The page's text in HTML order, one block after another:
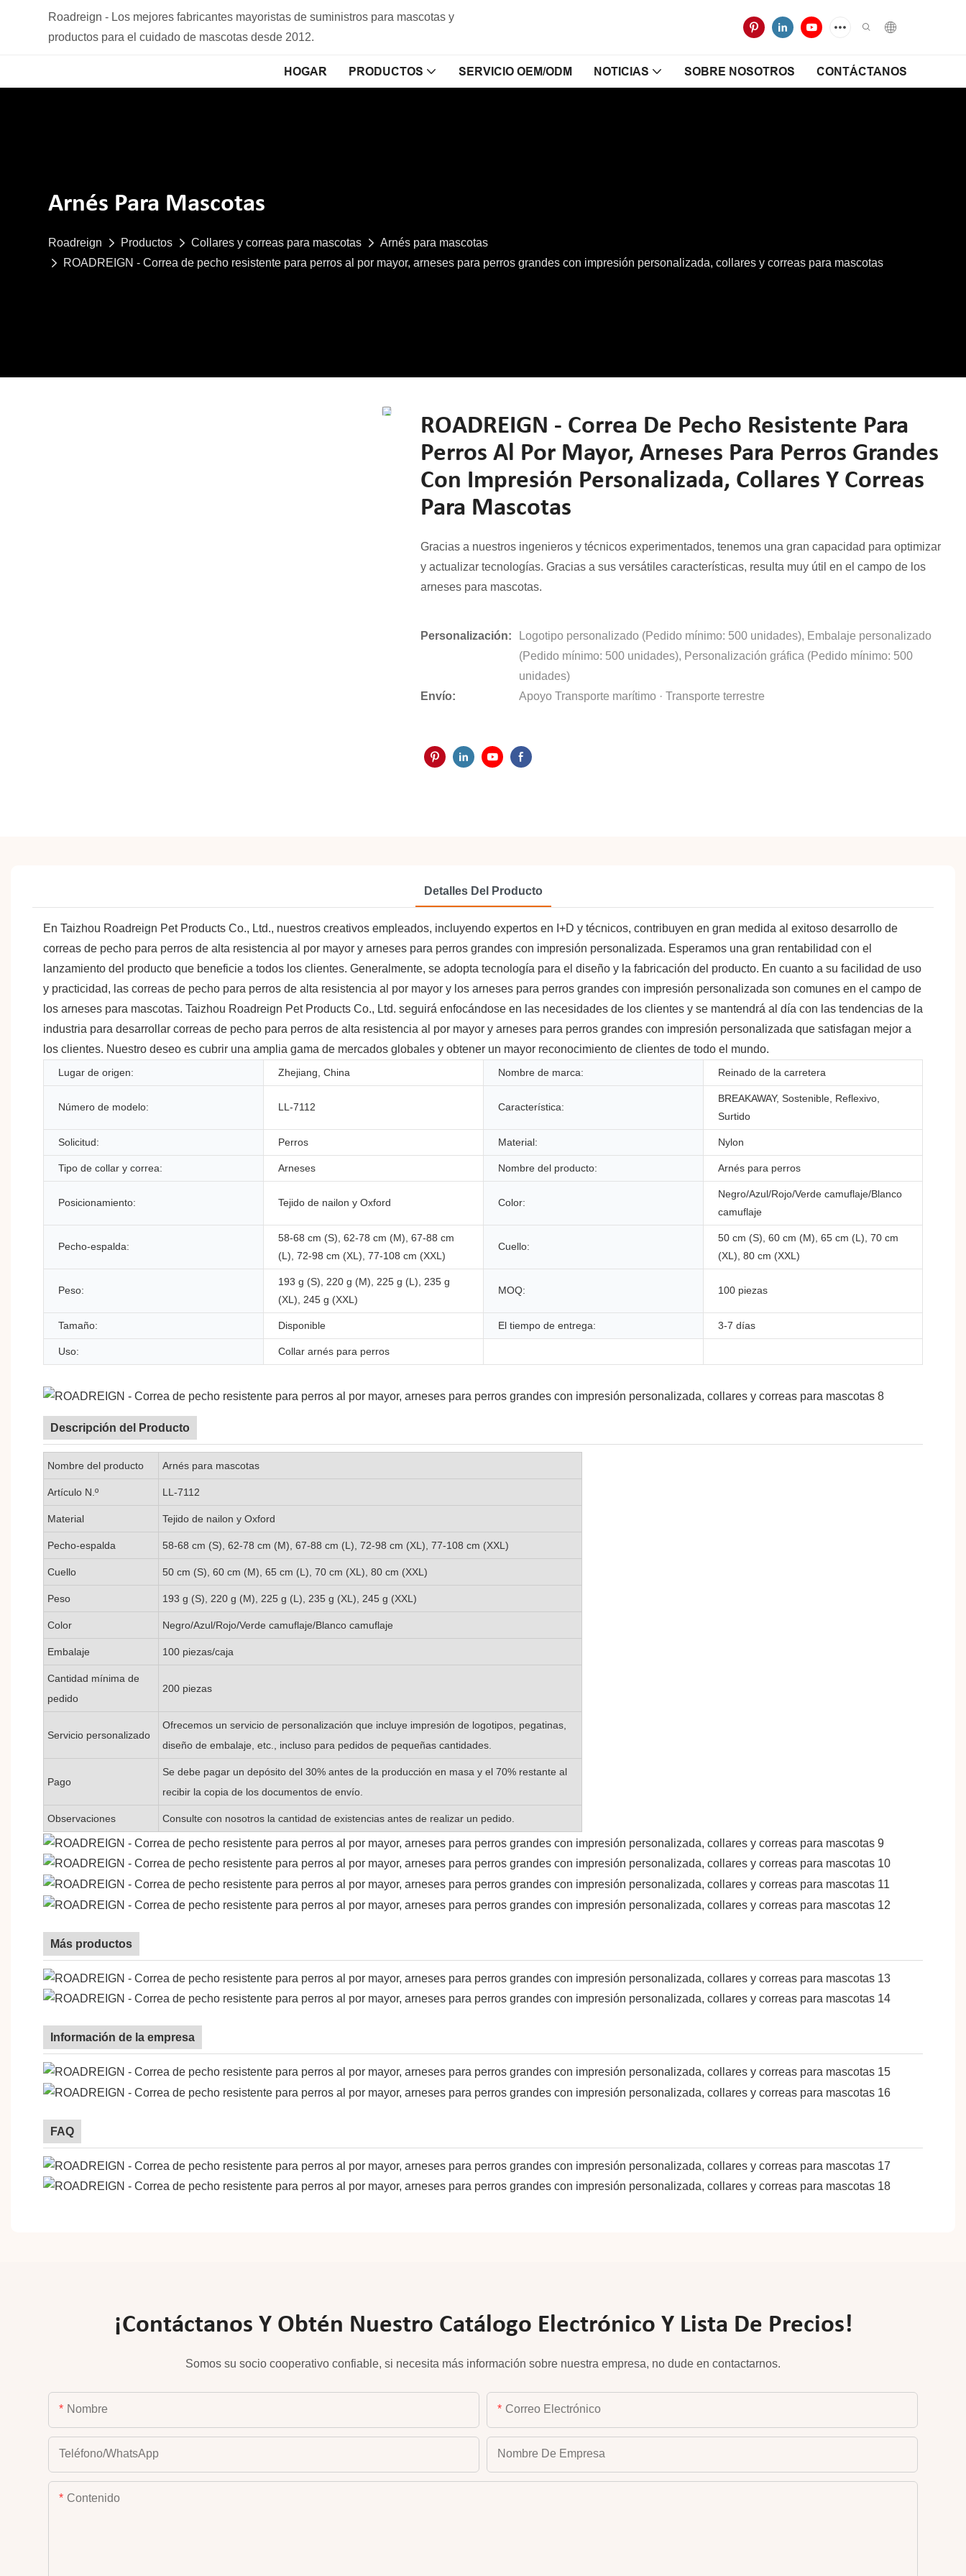
Roadreign - Los mejores fabricantes mayoristas de suministros para mascotas y
productos para el cuidado de mascotas desde 2012.
HOGAR PRODUCTOS SERVICIO OEM/ODM NOTICIAS SOBRE NOSOTROS CONTÁCTANOS
Arnés Para Mascotas
Roadreign Productos Collares y correas para mascotas
Arnés para mascotas
ROADREIGN - Correa de pecho resistente para perros al por mayor, arneses para perros grandes con impresión personalizada, collares y correas para mascotas
ROADREIGN - Correa De Pecho Resistente Para
Perros Al Por Mayor, Arneses Para Perros Grandes
Con Impresión Personalizada, Collares Y Correas
Para Mascotas
Gracias a nuestros ingenieros y técnicos experimentados, tenemos una gran capacidad para optimizar
y actualizar tecnologías. Gracias a sus versátiles características, resulta muy útil en el campo de los
arneses para mascotas.
Personalización:
Logotipo personalizado (Pedido mínimo: 500 unidades), Embalaje personalizado
(Pedido mínimo: 500 unidades), Personalización gráfica (Pedido mínimo: 500
unidades)
Envío:
Apoyo Transporte marítimo · Transporte terrestre
Detalles Del Producto
En Taizhou Roadreign Pet Products Co., Ltd., nuestros creativos empleados, incluyendo expertos en I+D y técnicos, contribuyen en gran medida al exitoso desarrollo de
correas de pecho para perros de alta resistencia al por mayor y arneses para perros grandes con impresión personalizada. Esperamos una gran rentabilidad con el
lanzamiento del producto que beneficie a todos los clientes. Generalmente, se adopta tecnología para el diseño y la fabricación del producto. En cuanto a su facilidad de uso
y practicidad, las correas de pecho para perros de alta resistencia al por mayor y los arneses para perros grandes con impresión personalizada son comunes en el campo de
los arneses para mascotas. Taizhou Roadreign Pet Products Co., Ltd. seguirá enfocándose en las necesidades de los clientes y se mantendrá al día con las tendencias de la
industria para desarrollar correas de pecho para perros de alta resistencia al por mayor y arneses para perros grandes con impresión personalizada que satisfagan mejor a
los clientes. Nuestro deseo es cubrir una amplia gama de mercados globales y obtener un mayor reconocimiento de clientes de todo el mundo.
Lugar de origen: Zhejiang, China Nombre de marca: Reinado de la carretera
Número de modelo: LL-7112 Característica:
BREAKAWAY, Sostenible, Reflexivo,
Surtido
Solicitud: Perros Material: Nylon
Tipo de collar y correa: Arneses Nombre del producto: Arnés para perros
Posicionamiento: Tejido de nailon y Oxford Color:
Negro/Azul/Rojo/Verde camuflaje/Blanco
camuflaje
Pecho-espalda:
58-68 cm (S), 62-78 cm (M), 67-88 cm
(L), 72-98 cm (XL), 77-108 cm (XXL)
Cuello:
50 cm (S), 60 cm (M), 65 cm (L), 70 cm
(XL), 80 cm (XXL)
Peso:
193 g (S), 220 g (M), 225 g (L), 235 g
(XL), 245 g (XXL)
MOQ: 100 piezas
Tamaño: Disponible El tiempo de entrega: 3-7 días
Uso: Collar arnés para perros
Descripción del Producto
Nombre del producto Arnés para mascotas
Artículo N.º LL-7112
Material Tejido de nailon y Oxford
Pecho-espalda 58-68 cm (S), 62-78 cm (M), 67-88 cm (L), 72-98 cm (XL), 77-108 cm (XXL)
Cuello 50 cm (S), 60 cm (M), 65 cm (L), 70 cm (XL), 80 cm (XXL)
Peso 193 g (S), 220 g (M), 225 g (L), 235 g (XL), 245 g (XXL)
Color Negro/Azul/Rojo/Verde camuflaje/Blanco camuflaje
Embalaje 100 piezas/caja
Cantidad mínima de
pedido
200 piezas
Servicio personalizado
Ofrecemos un servicio de personalización que incluye impresión de logotipos, pegatinas,
diseño de embalaje, etc., incluso para pedidos de pequeñas cantidades.
Pago
Se debe pagar un depósito del 30% antes de la producción en masa y el 70% restante al
recibir la copia de los documentos de envío.
Observaciones Consulte con nosotros la cantidad de existencias antes de realizar un pedido.
Más productos
Información de la empresa
FAQ
¡Contáctanos Y Obtén Nuestro Catálogo Electrónico Y Lista De Precios!
Somos su socio cooperativo confiable, si necesita más información sobre nuestra empresa, no dude en contactarnos.
Nombre Correo Electrónico
Teléfono/WhatsApp Nombre De Empresa
Contenido